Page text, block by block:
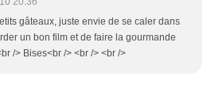
gâteaux, juste envie de se caler dans
un bon film et de faire la gourmande
/> Bises<br /> <br /> <br />